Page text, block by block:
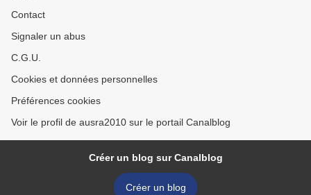
Contact
Signaler un abus
C.G.U.
Cookies et données personnelles
Préférences cookies
Voir le profil de ausra2010 sur le portail Canalblog
Créer un blog sur Canalblog
Créer un blog